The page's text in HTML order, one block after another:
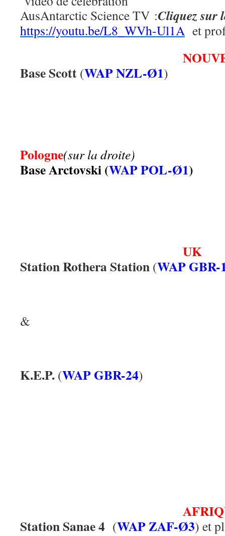
AusAntarctic Science TV :Cliquez
https://youtu.be/L8_WVh-Ul1A et
Base Scott (WAP NZL-Ø1)
Pologne(sur la droite)
Base Arctovski (WAP POL-Ø1)
UK
Station Rothera Station (WAP GBR-
&
K.E.P. (WAP GBR-24)
Station Sanae 4 (WAP ZAF-Ø3) et